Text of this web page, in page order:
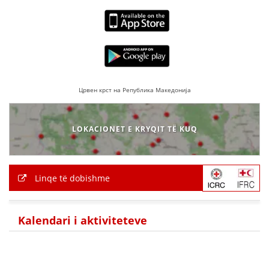
Црвен крст на Република Македонија
LOKACIONET E KRYQIT TË KUQ
Linqe të dobishme
Kalendari i aktiviteteve